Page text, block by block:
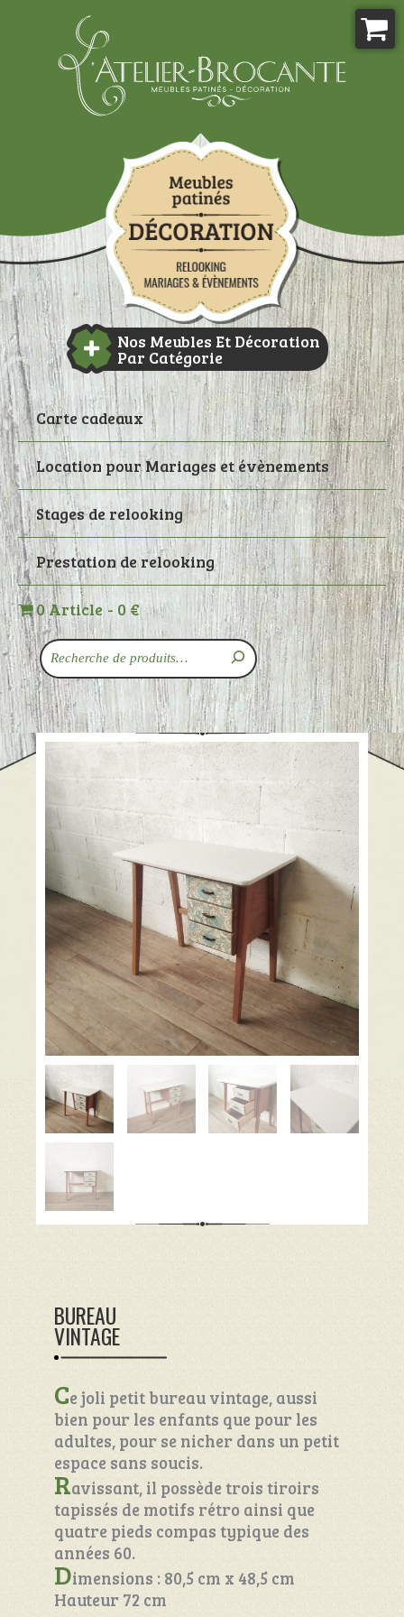
Nos Meubles Et Décoration
Par Catégorie
Carte cadeaux
Location pour Mariages et évènements
Stages de relooking
Prestation de relooking
0 Article 0 €
Recherche
Ce joli petit bureau vintage, aussi
bien pour les enfants que pour les
adultes, pour se nicher dans un petit
espace sans soucis.
Ravissant, il possède trois tiroirs
tapissés de motifs rétro ainsi que
quatre pieds compas typique des
années 60.
Dimensions : 80,5 cm x 48,5 cm
Hauteur 72 cm
BUREAU
VINTAGE